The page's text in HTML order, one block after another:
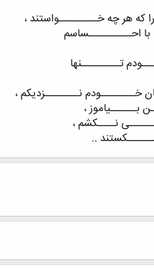
که هر چه خـــــــــواستند ،
با احــــــــــساسم
تـــــــــنها
خــــــــودم نــــــــزدیکم ،
بــــــیاموز ،
نــــکشم ،
..